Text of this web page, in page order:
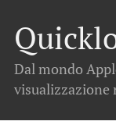
Dal mondo
visualizzazione